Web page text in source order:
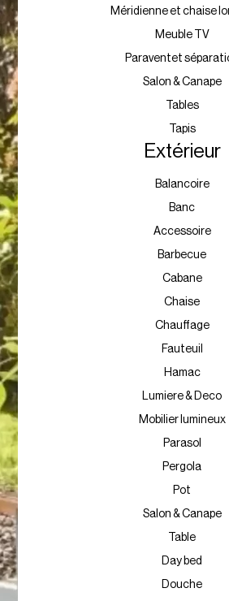
Méridienne et chaise
Meuble TV
Paraventet
Salon & Canape
Tables
Tapis
Extérieur
Balancoire
Banc
Accessoire
Barbecue
Cabane
Chaise
Chauffage
Fauteuil
Hamac
Lumiere & Deco
Mobilier lumineux
Parasol
Pergola
Pot
Salon & Canape
Table
Day bed
Douche